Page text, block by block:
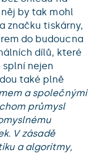
by tak mohl
značku tiskárny,
do budoucna
dílů, které
nejen
také plně
a společnými
průmysl
V zásadě
a algoritmy,